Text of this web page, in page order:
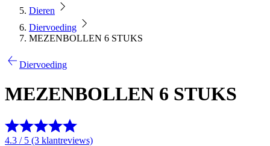
Dieren
Diervoeding
MEZENBOLLEN 6 STUKS
Diervoeding
MEZENBOLLEN 6 STUKS
4.3 / 5 (3 klantreviews)